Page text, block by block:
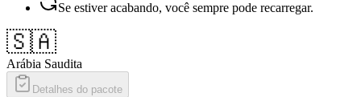
Se estiver acabando, você sempre pode recarregar.
🇸🇦
Arábia Saudita
Detalhes do pacote